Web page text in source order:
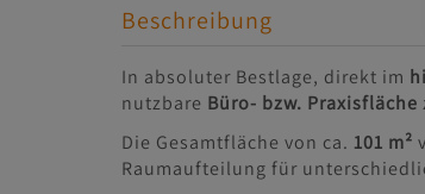
Beschreibung
In absoluter Bestlage, direkt im
nutzbare Büro- bzw. Praxisfläche
Die Gesamtfläche von ca. 101 m²
Raumaufteilung für